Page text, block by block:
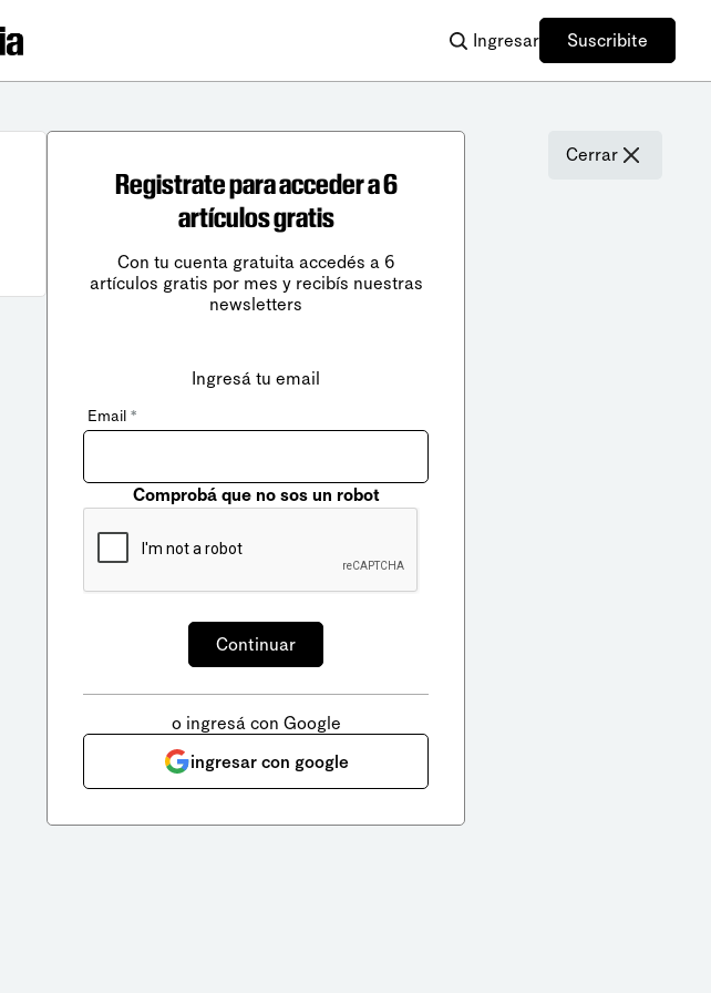
Ingresar Suscribite
Cerrar
Registrate para acceder a 6
artículos gratis
Con tu cuenta gratuita accedés a 6
artículos gratis por mes y recibís nuestras
newsletters
Ingresá tu email
Email *
Comprobá que no sos un robot
o ingresá con Google
ingresar con google